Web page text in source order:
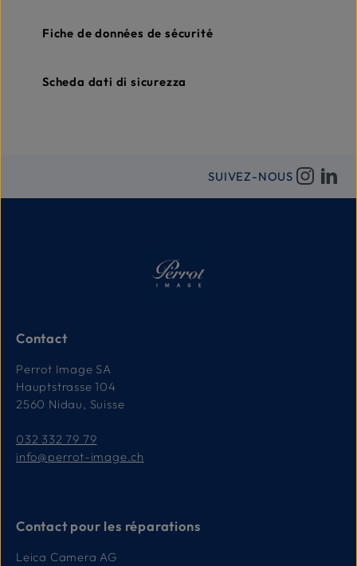
Fiche de données de sécurité
Scheda dati di sicurezza
SUIVEZ-NOUS
Contact
Perrot Image SA
Hauptstrasse 104
2560 Nidau, Suisse
032 332 79 79
info@perrot-image.ch
Contact pour les réparations
Leica Camera AG